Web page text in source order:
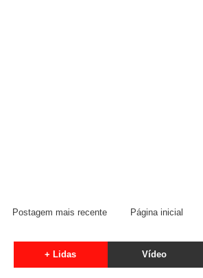
Postagem mais recente Página inicial
+ Lidas Vídeo